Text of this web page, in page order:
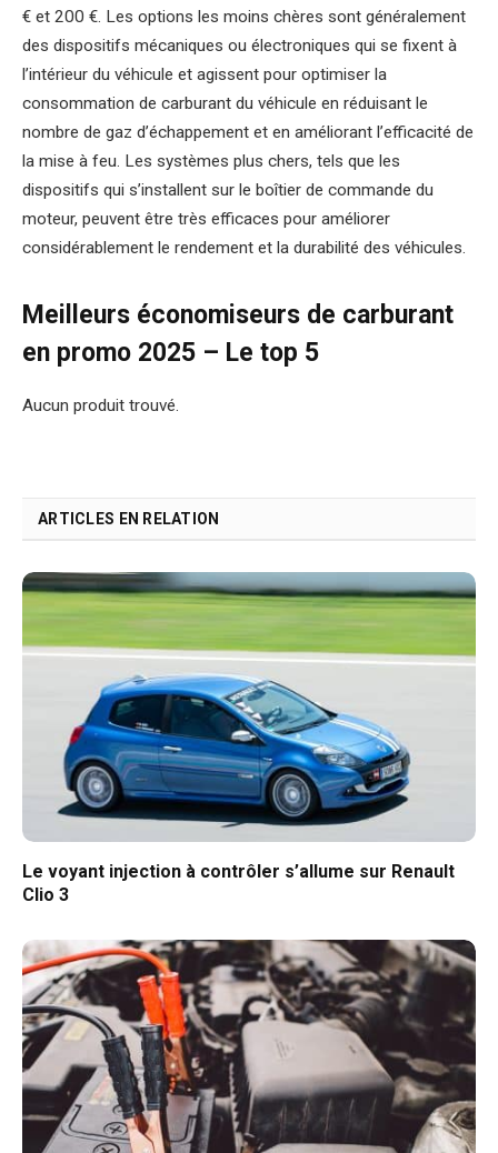
€ et 200 €. Les options les moins chères sont généralement
des dispositifs mécaniques ou électroniques qui se fixent à
l’intérieur du véhicule et agissent pour optimiser la
consommation de carburant du véhicule en réduisant le
nombre de gaz d’échappement et en améliorant l’efficacité de
la mise à feu. Les systèmes plus chers, tels que les
dispositifs qui s’installent sur le boîtier de commande du
moteur, peuvent être très efficaces pour améliorer
considérablement le rendement et la durabilité des véhicules.
Meilleurs économiseurs de carburant
en promo 2025 – Le top 5
Aucun produit trouvé.
ARTICLES EN RELATION
Le voyant injection à contrôler s’allume sur Renault
Clio 3